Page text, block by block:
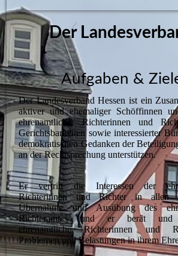
Der
Aufgaben &
Der Landesverband Hessen ist ein
aktiver und ehemaliger Schöffinnen
ehrenamtlicher Richterinnen und
Gerichtsbarkeiten sowie interessierter
demokratischen Gedanken der
an der Rechtsprechung unterstützen.
Er vertritt die Interessen der
Richterinnen und Richter in allen
Übernahme und Ausübung des
Richteramtes und er berät und
ehrenamtliche Richterinnen und
Problemen und Belastungen in ihrem